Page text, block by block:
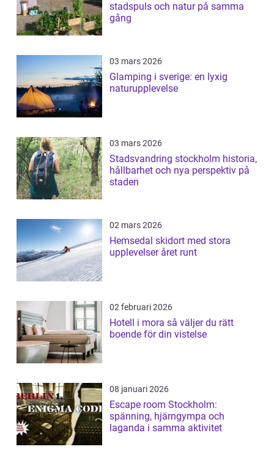
stadspuls och natur på samma
gång
03 mars 2026
Glamping i sverige: en lyxig
naturupplevelse
03 mars 2026
Stadsvandring stockholm historia,
hållbarhet och nya perspektiv på
staden
02 mars 2026
Hemsedal skidort med stora
upplevelser året runt
02 februari 2026
Hotell i mora så väljer du rätt
boende för din vistelse
08 januari 2026
Escape room Stockholm:
spänning, hjärngympa och
laganda i samma aktivitet